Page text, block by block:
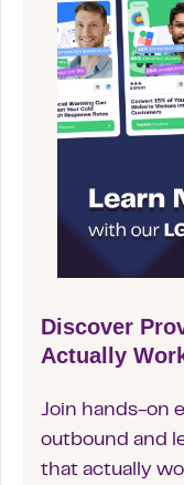
Discover
Actually
Join hands-on
outbound and
that actually